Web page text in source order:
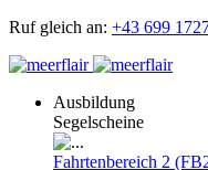
Ruf gleich an: +43 699
Ausbildung
Segelscheine
Fahrtenbereich 2